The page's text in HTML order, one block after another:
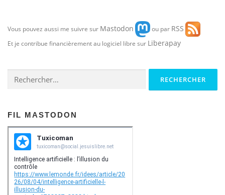
Vous pouvez aussi me suivre sur Mastodon ou par RSS
Et je contribue financièrement au logiciel libre sur Liberapay
FIL MASTODON